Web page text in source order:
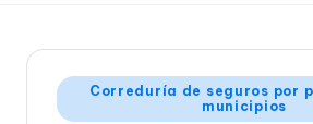
Publicado
en
Correduría de seguros por
municipios